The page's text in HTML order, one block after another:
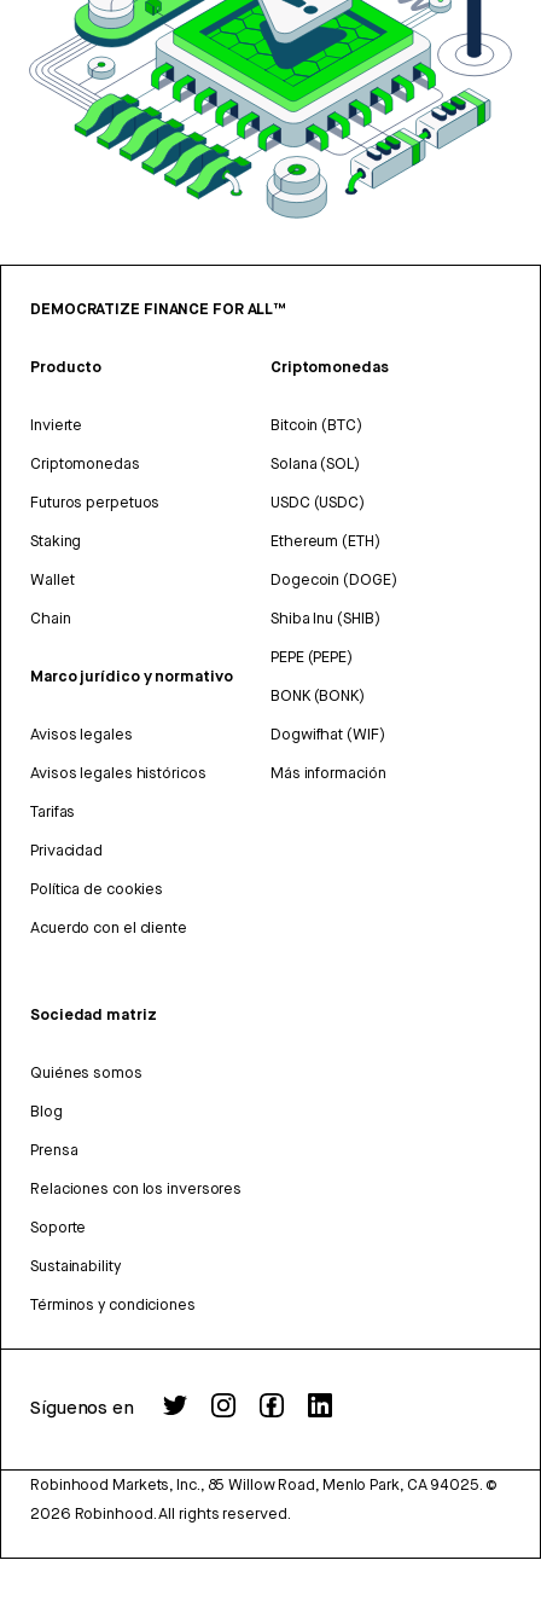
DEMOCRATIZE FINANCE FOR ALL™
Producto
Invierte
Criptomonedas
Futuros perpetuos
Staking
Wallet
Chain
Marco jurídico y normativo
Avisos legales
Avisos legales históricos
Tarifas
Privacidad
Política de cookies
Acuerdo con el cliente
Criptomonedas
Bitcoin (BTC)
Solana (SOL)
USDC (USDC)
Ethereum (ETH)
Dogecoin (DOGE)
Shiba Inu (SHIB)
PEPE (PEPE)
BONK (BONK)
Dogwifhat (WIF)
Más información
Sociedad matriz
Quiénes somos
Blog
Prensa
Relaciones con los inversores
Soporte
Sustainability
Términos y condiciones
Síguenos en
Robinhood Markets, Inc., 85 Willow Road, Menlo Park, CA 94025. ©
2026 Robinhood. All rights reserved.